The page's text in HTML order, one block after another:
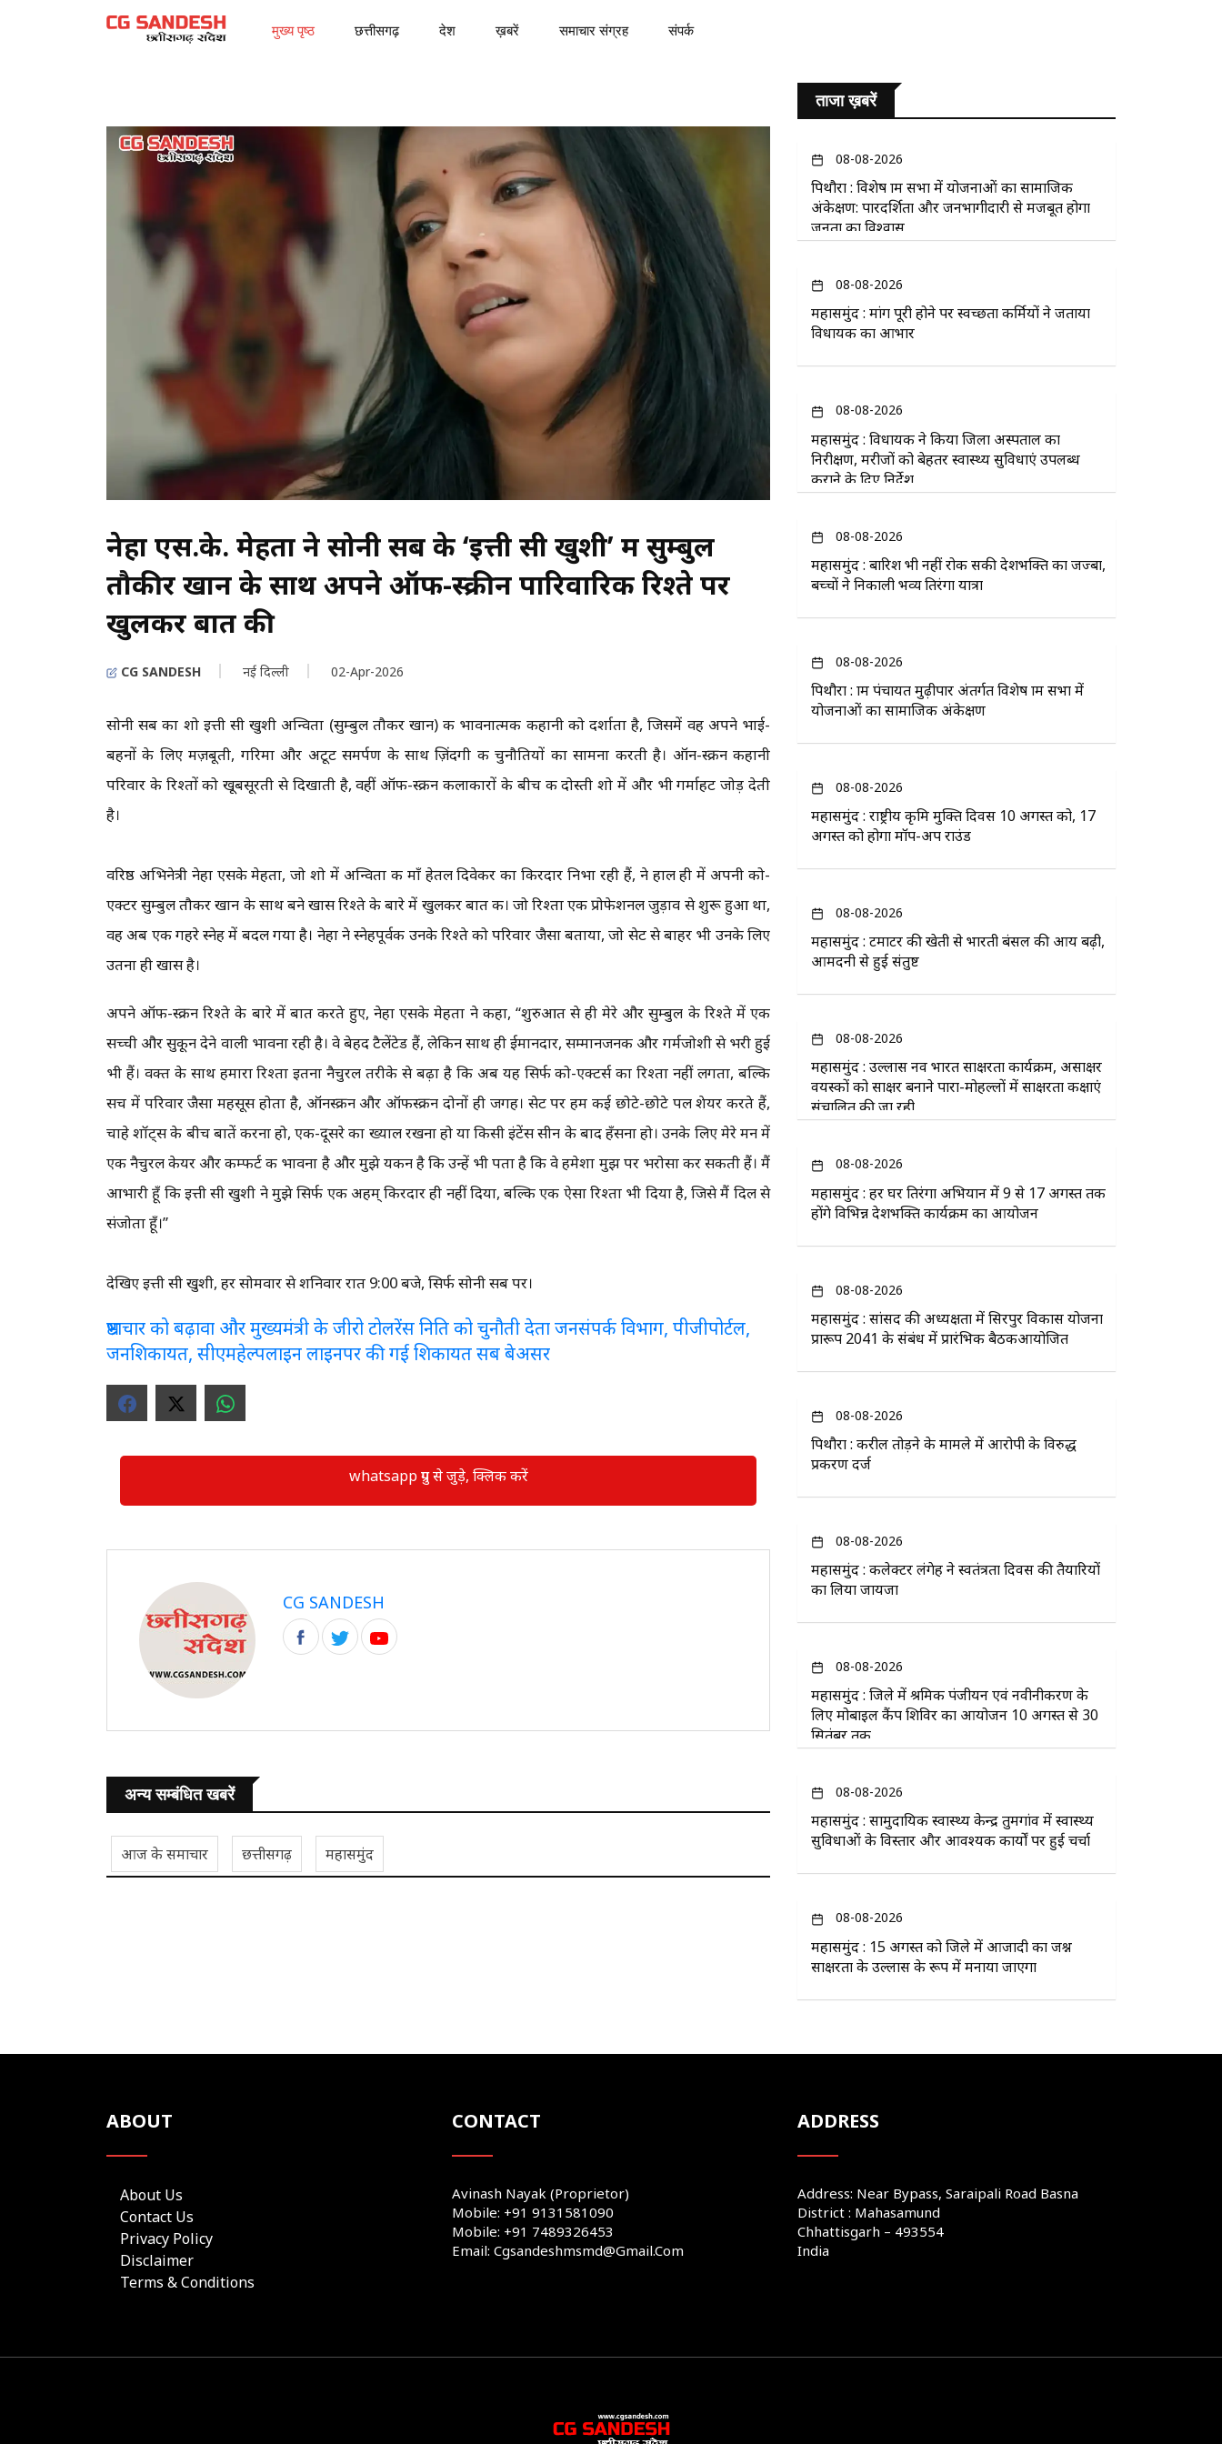
मुख्य पृष्ठ छत्तीसगढ़ देश ख़बरें समाचार संग्रह संपर्क
नेहा एस.के. मेहता ने सोनी सब के ‘इत्ती सी खुशी’ में सुम्बुल
तौकीर खान के साथ अपने ऑफ-स्क्रीन पारिवारिक रिश्ते पर
खुलकर बात की
CG SANDESH नई दिल्ली 02-Apr-2026
सोनी सब का शो इत्ती सी खुशी अन्विता (सुम्बुल तौकीर खान) की भावनात्मक कहानी को दर्शाता है, जिसमें वह अपने भाई-
बहनों के लिए मज़बूती, गरिमा और अटूट समर्पण के साथ ज़िंदगी की चुनौतियों का सामना करती है। ऑन-स्क्रीन कहानी
परिवार के रिश्तों को खूबसूरती से दिखाती है, वहीं ऑफ-स्क्रीन कलाकारों के बीच की दोस्ती शो में और भी गर्माहट जोड़ देती
है।
वरिष्ठ अभिनेत्री नेहा एसके मेहता, जो शो में अन्विता की माँ हेतल दिवेकर का किरदार निभा रही हैं, ने हाल ही में अपनी को-
एक्टर सुम्बुल तौकीर खान के साथ बने खास रिश्ते के बारे में खुलकर बात की। जो रिश्ता एक प्रोफेशनल जुड़ाव से शुरू हुआ था,
वह अब एक गहरे स्नेह में बदल गया है। नेहा ने स्नेहपूर्वक उनके रिश्ते को परिवार जैसा बताया, जो सेट से बाहर भी उनके लिए
उतना ही खास है।
अपने ऑफ-स्क्रीन रिश्ते के बारे में बात करते हुए, नेहा एसके मेहता ने कहा, “शुरुआत से ही मेरे और सुम्बुल के रिश्ते में एक
सच्ची और सुकून देने वाली भावना रही है। वे बेहद टैलेंटेड हैं, लेकिन साथ ही ईमानदार, सम्मानजनक और गर्मजोशी से भरी हुई
भी हैं। वक्त के साथ हमारा रिश्ता इतना नैचुरल तरीके से बढ़ा है कि अब यह सिर्फ को-एक्टर्स का रिश्ता नहीं लगता, बल्कि
सच में परिवार जैसा महसूस होता है, ऑनस्क्रीन और ऑफस्क्रीन दोनों ही जगह। सेट पर हम कई छोटे-छोटे पल शेयर करते हैं,
चाहे शॉट्स के बीच बातें करना हो, एक-दूसरे का ख्याल रखना हो या किसी इंटेंस सीन के बाद हँसना हो। उनके लिए मेरे मन में
एक नैचुरल केयर और कम्फर्ट की भावना है और मुझे यकीन है कि उन्हें भी पता है कि वे हमेशा मुझ पर भरोसा कर सकती हैं। मैं
आभारी हूँ कि इत्ती सी खुशी ने मुझे सिर्फ एक अहम् किरदार ही नहीं दिया, बल्कि एक ऐसा रिश्ता भी दिया है, जिसे मैं दिल से
संजोता हूँ।”
देखिए इत्ती सी खुशी, हर सोमवार से शनिवार रात 9:00 बजे, सिर्फ सोनी सब पर।
भ्रष्टाचार को बढ़ावा और मुख्यमंत्री के जीरो टोलरेंस निति को चुनौती देता जनसंपर्क विभाग, पीजीपोर्टल,
जनशिकायत, सीएमहेल्पलाइन लाइनपर की गई शिकायत सब बेअसर
whatsapp ग्रुप से जुड़े, क्लिक करें
CG SANDESH
अन्य सम्बंधित खबरें
आज के समाचार छत्तीसगढ़ महासमुंद
ताजा ख़बरें
08-08-2026
पिथौरा : विशेष ग्राम सभा में योजनाओं का सामाजिक
अंकेक्षण: पारदर्शिता और जनभागीदारी से मजबूत होगा
जनता का विश्वास
08-08-2026
महासमुंद : मांग पूरी होने पर स्वच्छता कर्मियों ने जताया
विधायक का आभार
08-08-2026
महासमुंद : विधायक ने किया जिला अस्पताल का
निरीक्षण, मरीजों को बेहतर स्वास्थ्य सुविधाएं उपलब्ध
कराने के दिए निर्देश
08-08-2026
महासमुंद : बारिश भी नहीं रोक सकी देशभक्ति का जज्बा,
बच्चों ने निकाली भव्य तिरंगा यात्रा
08-08-2026
पिथौरा : ग्राम पंचायत मुढ़ीपार अंतर्गत विशेष ग्राम सभा में
योजनाओं का सामाजिक अंकेक्षण
08-08-2026
महासमुंद : राष्ट्रीय कृमि मुक्ति दिवस 10 अगस्त को, 17
अगस्त को होगा मॉप-अप राउंड
08-08-2026
महासमुंद : टमाटर की खेती से भारती बंसल की आय बढ़ी,
आमदनी से हुई संतुष्ट
08-08-2026
महासमुंद : उल्लास नव भारत साक्षरता कार्यक्रम, असाक्षर
वयस्कों को साक्षर बनाने पारा-मोहल्लों में साक्षरता कक्षाएं
संचालित की जा रही
08-08-2026
महासमुंद : हर घर तिरंगा अभियान में 9 से 17 अगस्त तक
होंगे विभिन्न देशभक्ति कार्यक्रम का आयोजन
08-08-2026
महासमुंद : सांसद की अध्यक्षता में सिरपुर विकास योजना
प्रारूप 2041 के संबंध में प्रारंभिक बैठकआयोजित
08-08-2026
पिथौरा : करील तोड़ने के मामले में आरोपी के विरुद्ध
प्रकरण दर्ज
08-08-2026
महासमुंद : कलेक्टर लंगेह ने स्वतंत्रता दिवस की तैयारियों
का लिया जायजा
08-08-2026
महासमुंद : जिले में श्रमिक पंजीयन एवं नवीनीकरण के
लिए मोबाइल कैंप शिविर का आयोजन 10 अगस्त से 30
सितंबर तक
08-08-2026
महासमुंद : सामुदायिक स्वास्थ्य केन्द्र तुमगांव में स्वास्थ्य
सुविधाओं के विस्तार और आवश्यक कार्यों पर हुई चर्चा
08-08-2026
महासमुंद : 15 अगस्त को जिले में आजादी का जश्न
साक्षरता के उल्लास के रूप में मनाया जाएगा
ABOUT
About Us
Contact Us
Privacy Policy
Disclaimer
Terms & Conditions
CONTACT
Avinash Nayak (Proprietor)
Mobile: +91 9131581090
Mobile: +91 7489326453
Email: Cgsandeshmsmd@gmail.com
ADDRESS
Address: Near Bypass, Saraipali Road Basna
District : Mahasamund
Chhattisgarh – 493554
India